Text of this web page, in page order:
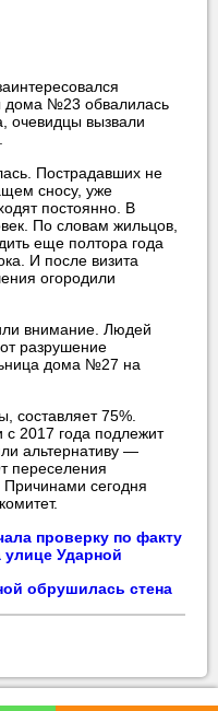
дома №23 обвалилась
очевидцы вызвали
Пострадавших не
сносу, уже
постоянно. В
По словам жильцов,
еще полтора года
И после визита
огородили
внимание. Людей
разрушение
дома №27 на
составляет 75%.
2017 года подлежит
альтернативу —
переселения
Причинами сегодня
проверку по факту
Ударной
обрушилась стена